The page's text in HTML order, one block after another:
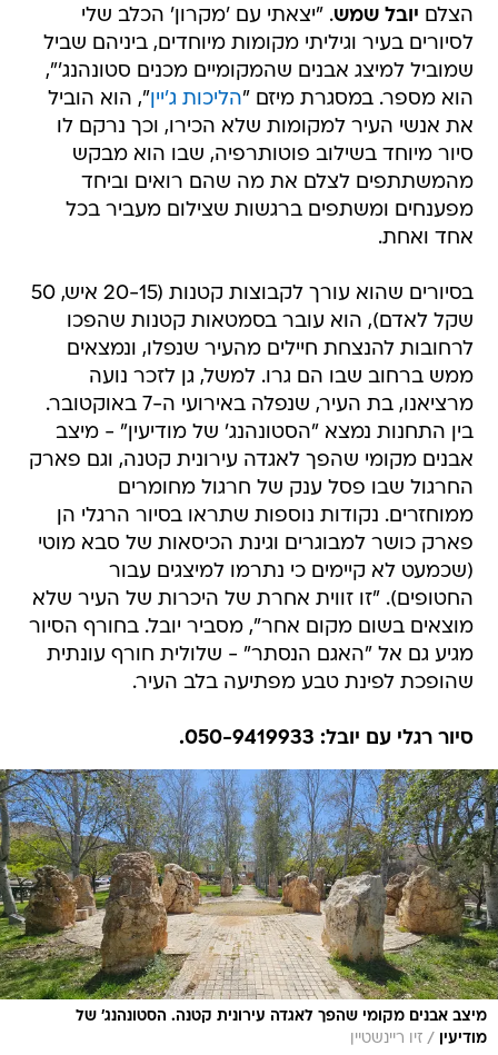
הצלם יובל שמש. "יצאתי עם 'מקרון' הכלב שלי
לסיורים בעיר וגיליתי מקומות מיוחדים, ביניהם שביל
שמוביל למיצג אבנים שהמקומיים מכנים סטונהנג'",
הוא מספר. במסגרת מיזם "הליכות ג'יין", הוא הוביל
את אנשי העיר למקומות שלא הכירו, וכך נרקם לו
סיור מיוחד בשילוב פוטותרפיה, שבו הוא מבקש
מהמשתתפים לצלם את מה שהם רואים וביחד
מפענחים ומשתפים ברגשות שצילום מעביר בכל
אחד ואחת.
בסיורים שהוא עורך לקבוצות קטנות (20-15 איש, 50
שקל לאדם), הוא עובר בסמטאות קטנות שהפכו
לרחובות להנצחת חיילים מהעיר שנפלו, ונמצאים
ממש ברחוב שבו הם גרו. למשל, גן לזכר נועה
מרציאנו, בת העיר, שנפלה באירועי ה-7 באוקטובר.
בין התחנות נמצא "הסטונהנג' של מודיעין" - מיצב
אבנים מקומי שהפך לאגדה עירונית קטנה, וגם פארק
החרגול שבו פסל ענק של חרגול מחומרים
ממוחזרים. נקודות נוספות שתראו בסיור הרגלי הן
פארק כושר למבוגרים וגינת הכיסאות של סבא מוטי
(שכמעט לא קיימים כי נתרמו למיצגים עבור
החטופים). "זו זווית אחרת של היכרות של העיר שלא
מוצאים בשום מקום אחר", מסביר יובל. בחורף הסיור
מגיע גם אל "האגם הנסתר" - שלולית חורף עונתית
שהופכת לפינת טבע מפתיעה בלב העיר.
סיור רגלי עם יובל: 050-9419933.
מיצב אבנים מקומי שהפך לאגדה עירונית קטנה. הסטונהנג' של
מודיעין
/ זיו ריינשטיין